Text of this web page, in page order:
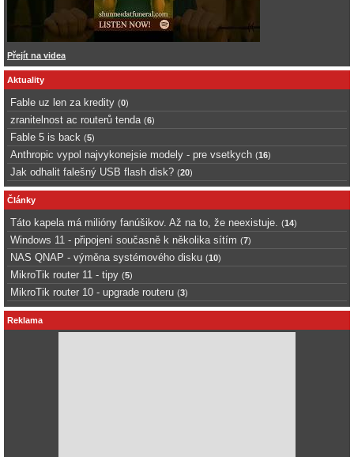
Přejít na videa
Aktuality
Fable uz len za kredity (0)
zranitelnost ac routerů tenda (6)
Fable 5 is back (5)
Anthropic vypol najvykonejsie modely - pre vsetkych (16)
Jak odhalit falešný USB flash disk? (20)
Články
Táto kapela má milióny fanúšikov. Až na to, že neexistuje. (14)
Windows 11 - připojení současně k několika sítím (7)
NAS QNAP - výměna systémového disku (10)
MikroTik router 11 - tipy (5)
MikroTik router 10 - upgrade routeru (3)
Reklama